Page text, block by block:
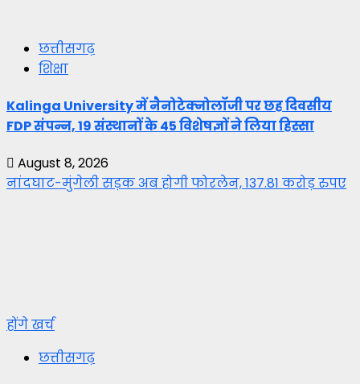
छत्तीसगढ़
शिक्षा
Kalinga University में नैनोटेक्नोलॉजी पर छह दिवसीय
FDP संपन्न, 19 संस्थानों के 45 विशेषज्ञों ने लिया हिस्सा
August 8, 2026
नांदघाट-मुंगेली सड़क अब होगी फोरलेन, 137.81 करोड़ रुपए
होंगे खर्च
छत्तीसगढ़